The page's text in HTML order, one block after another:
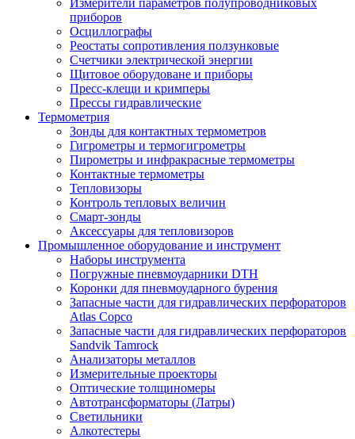
Измерители параметров полупроводниковых
приборов
Осциллографы
Реостаты сопротивления ползунковые
Счетчики электрической энергии
Щитовое оборудоване и приборы
Пресс-клещи и кримперы
Прессы гидравлические
Термометрия
Зонды для контактных термометров
Гигрометры и термогигрометры
Пирометры и инфракрасные термометры
Контактные термометры
Тепловизоры
Контроль тепловых величин
Смарт-зонды
Аксессуары для тепловизоров
Промышленное оборудование и инструмент
Наборы инструмента
Погружные пневмоударники DTH
Коронки для пневмоударного бурения
Запасные части для гидравлических перфораторов
Atlas Copco
Запасные части для гидравлических перфораторов
Sandvik Tamrock
Анализаторы металлов
Измерительные проекторы
Оптические толщиномеры
Автотрансформаторы (Латры)
Светильники
Алкотестеры